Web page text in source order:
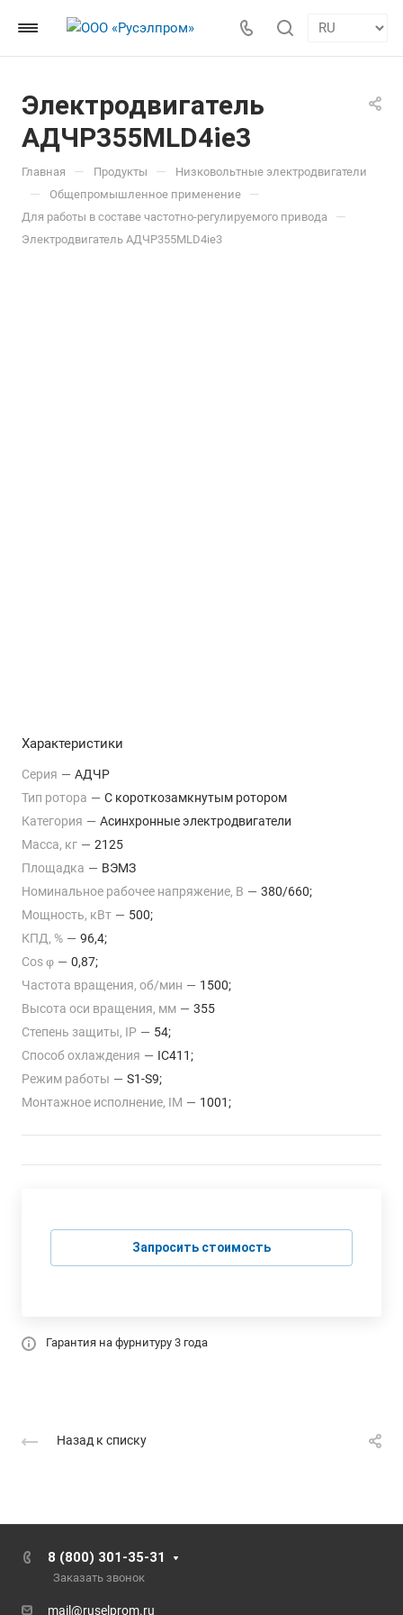
Электродвигатель
АДЧР355MLD4ie3
Главная — Продукты — Низковольтные электродвигатели
— Общепромышленное применение —
Для работы в составе частотно-регулируемого привода —
Электродвигатель АДЧР355MLD4ie3
Характеристики
Серия — АДЧР
Тип ротора — С короткозамкнутым ротором
Категория — Асинхронные электродвигатели
Масса, кг — 2125
Площадка — ВЭМЗ
Номинальное рабочее напряжение, В — 380/660;
Мощность, кВт — 500;
КПД, % — 96,4;
Cos φ — 0,87;
Частота вращения, об/мин — 1500;
Высота оси вращения, мм — 355
Степень защиты, IP — 54;
Способ охлаждения — IC411;
Режим работы — S1-S9;
Монтажное исполнение, IM — 1001;
Запросить стоимость
Гарантия на фурнитуру 3 года
Назад к списку
8 (800) 301-35-31
Заказать звонок
mail@ruselprom.ru